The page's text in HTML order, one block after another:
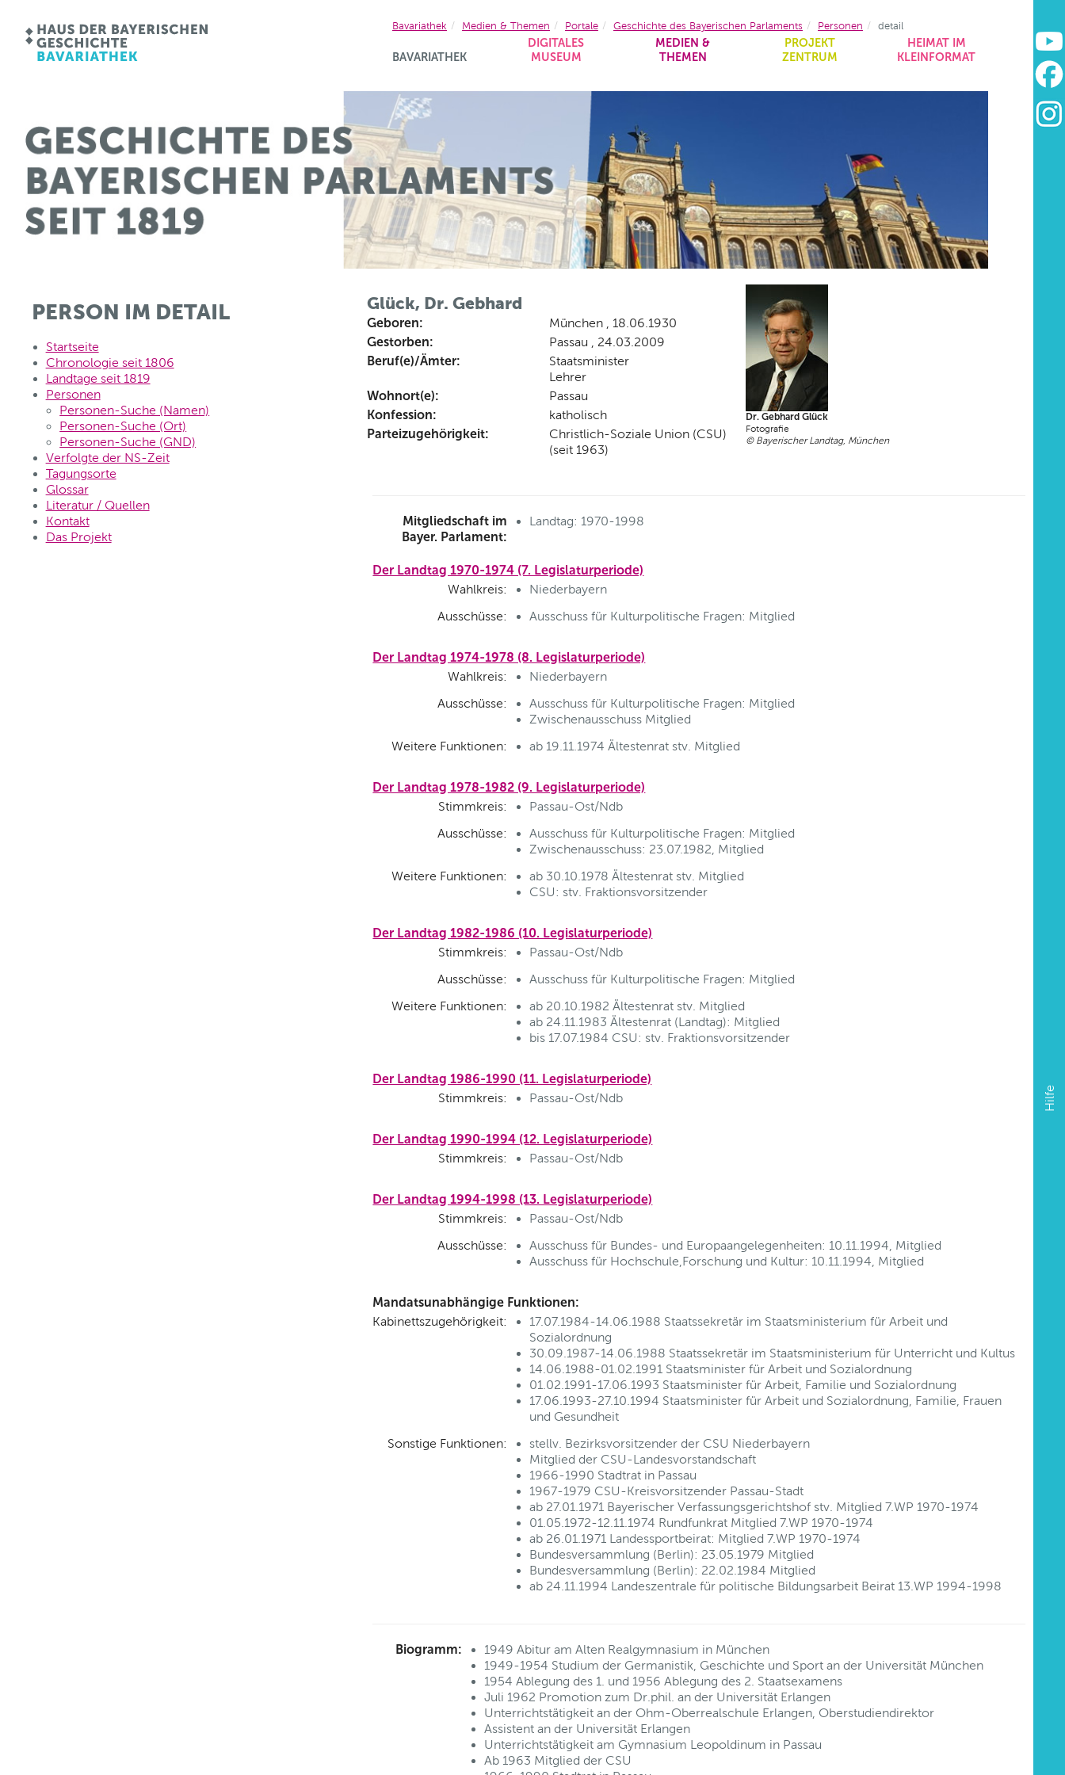
BAVARIATHEK
DIGITALES
MUSEUM
MEDIEN &
THEMEN
PROJEKT
ZENTRUM
HEIMAT IM
KLEINFORMAT
Hilfe
Bavariathek Medien & Themen Portale Geschichte des Bayerischen Parlaments Personen detail
PERSON IM DETAIL
Startseite
Chronologie seit 1806
Landtage seit 1819
Personen
Personen-Suche (Namen)
Personen-Suche (Ort)
Personen-Suche (GND)
Verfolgte der NS-Zeit
Tagungsorte
Glossar
Literatur / Quellen
Kontakt
Das Projekt
Glück, Dr. Gebhard
Geboren: München , 18.06.1930
Gestorben: Passau , 24.03.2009
Beruf(e)/Ämter:
Staatsminister
Lehrer
Wohnort(e): Passau
Konfession: katholisch
Parteizugehörigkeit:
Christlich-Soziale Union (CSU)
(seit 1963)
Dr. Gebhard Glück
Fotografie
© Bayerischer Landtag, München
Mitgliedschaft im
Bayer. Parlament:
Landtag: 1970-1998
Der Landtag 1970-1974 (7. Legislaturperiode)
Wahlkreis:
Niederbayern
Ausschüsse:
Ausschuss für Kulturpolitische Fragen: Mitglied
Der Landtag 1974-1978 (8. Legislaturperiode)
Wahlkreis:
Niederbayern
Ausschüsse:
Ausschuss für Kulturpolitische Fragen: Mitglied
Zwischenausschuss Mitglied
Weitere Funktionen:
ab 19.11.1974 Ältestenrat stv. Mitglied
Der Landtag 1978-1982 (9. Legislaturperiode)
Stimmkreis:
Passau-Ost/Ndb
Ausschüsse:
Ausschuss für Kulturpolitische Fragen: Mitglied
Zwischenausschuss: 23.07.1982, Mitglied
Weitere Funktionen:
ab 30.10.1978 Ältestenrat stv. Mitglied
CSU: stv. Fraktionsvorsitzender
Der Landtag 1982-1986 (10. Legislaturperiode)
Stimmkreis:
Passau-Ost/Ndb
Ausschüsse:
Ausschuss für Kulturpolitische Fragen: Mitglied
Weitere Funktionen:
ab 20.10.1982 Ältestenrat stv. Mitglied
ab 24.11.1983 Ältestenrat (Landtag): Mitglied
bis 17.07.1984 CSU: stv. Fraktionsvorsitzender
Der Landtag 1986-1990 (11. Legislaturperiode)
Stimmkreis: Passau-Ost/Ndb
Der Landtag 1990-1994 (12. Legislaturperiode)
Stimmkreis: Passau-Ost/Ndb
Der Landtag 1994-1998 (13. Legislaturperiode)
Stimmkreis:
Passau-Ost/Ndb
Ausschüsse:
Ausschuss für Bundes- und Europaangelegenheiten: 10.11.1994, Mitglied
Ausschuss für Hochschule,Forschung und Kultur: 10.11.1994, Mitglied
Mandatsunabhängige Funktionen:
Kabinettszugehörigkeit:
17.07.1984-14.06.1988 Staatssekretär im Staatsministerium für Arbeit und
Sozialordnung
30.09.1987-14.06.1988 Staatssekretär im Staatsministerium für Unterricht und Kultus
14.06.1988-01.02.1991 Staatsminister für Arbeit und Sozialordnung
01.02.1991-17.06.1993 Staatsminister für Arbeit, Familie und Sozialordnung
17.06.1993-27.10.1994 Staatsminister für Arbeit und Sozialordnung, Familie, Frauen
und Gesundheit
Sonstige Funktionen:
stellv. Bezirksvorsitzender der CSU Niederbayern
Mitglied der CSU-Landesvorstandschaft
1966-1990 Stadtrat in Passau
1967-1979 CSU-Kreisvorsitzender Passau-Stadt
ab 27.01.1971 Bayerischer Verfassungsgerichtshof stv. Mitglied 7.WP 1970-1974
01.05.1972-12.11.1974 Rundfunkrat Mitglied 7.WP 1970-1974
ab 26.01.1971 Landessportbeirat: Mitglied 7.WP 1970-1974
Bundesversammlung (Berlin): 23.05.1979 Mitglied
Bundesversammlung (Berlin): 22.02.1984 Mitglied
ab 24.11.1994 Landeszentrale für politische Bildungsarbeit Beirat 13.WP 1994-1998
Biogramm:
1949 Abitur am Alten Realgymnasium in München
1949-1954 Studium der Germanistik, Geschichte und Sport an der Universität München
1954 Ablegung des 1. und 1956 Ablegung des 2. Staatsexamens
Juli 1962 Promotion zum Dr.phil. an der Universität Erlangen
Unterrichtstätigkeit an der Ohm-Oberrealschule Erlangen, Oberstudiendirektor
Assistent an der Universität Erlangen
Unterrichtstätigkeit am Gymnasium Leopoldinum in Passau
Ab 1963 Mitglied der CSU